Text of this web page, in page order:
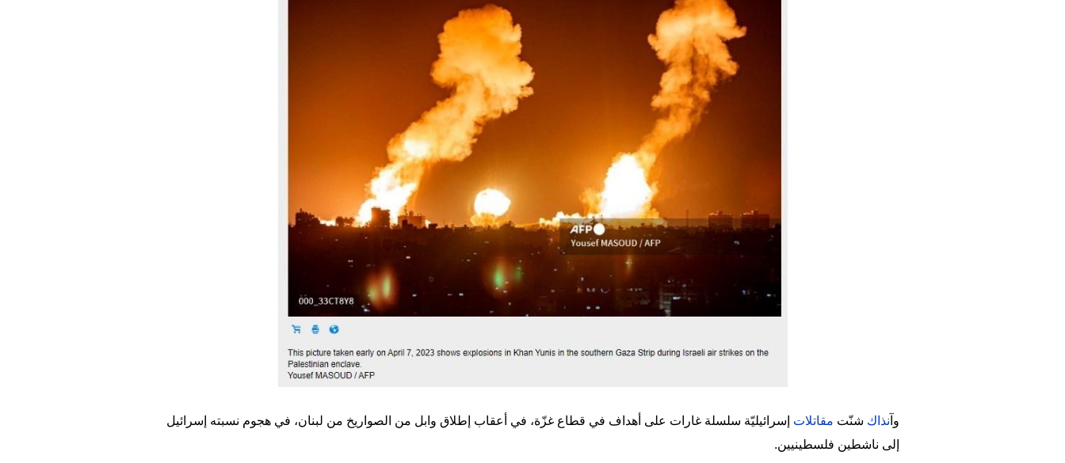
وآ نذاك شنّت مقاتلات إسرائيليّة سلسلة غارات على أهداف في قطاع غزّة، في أعقاب إطلاق وابل من الصواريخ من لبنان، في هجوم نسبته إسرائيل
إلى ناشطين فلسطينيين.